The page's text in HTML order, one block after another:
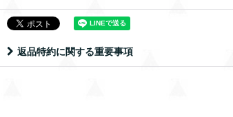
返品特約に関する重要事項